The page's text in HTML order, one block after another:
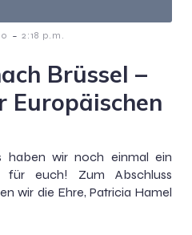
- 2:18 p.m.
Brüssel –
Europäischen
haben wir noch einmal ein
für euch! Zum Abschluss
wir die Ehre, Patricia Hamel